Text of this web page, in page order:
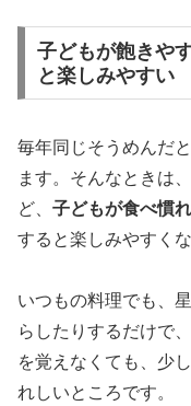
子どもが飽きや
と楽しみやすい
毎年同じそうめんだ
ます。そんなときは
ど、 子どもが食べ慣
すると楽しみやすくな
いつもの料理でも、
らしたりするだけで
を覚えなくても、少
れしいところです。